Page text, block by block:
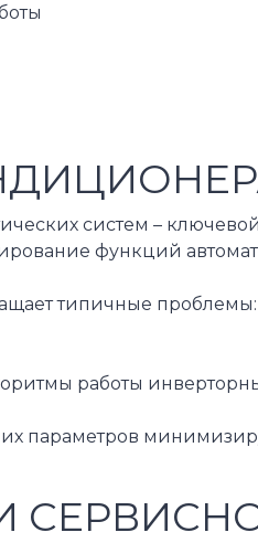
систем –
функций
типичные проблемы:
работы
параметров